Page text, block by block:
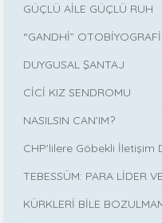
GÜÇLÜ AİLE GÜÇLÜ RUH
“GANDHİ”
DUYGUSAL ŞANTAJ
CİCİ KIZ SENDROMU
NASILSIN CAN’IM?
CHP'lilere Göbekli İletişim
TEBESSÜM: PARA LİDER
KÜRKLERİ BİLE